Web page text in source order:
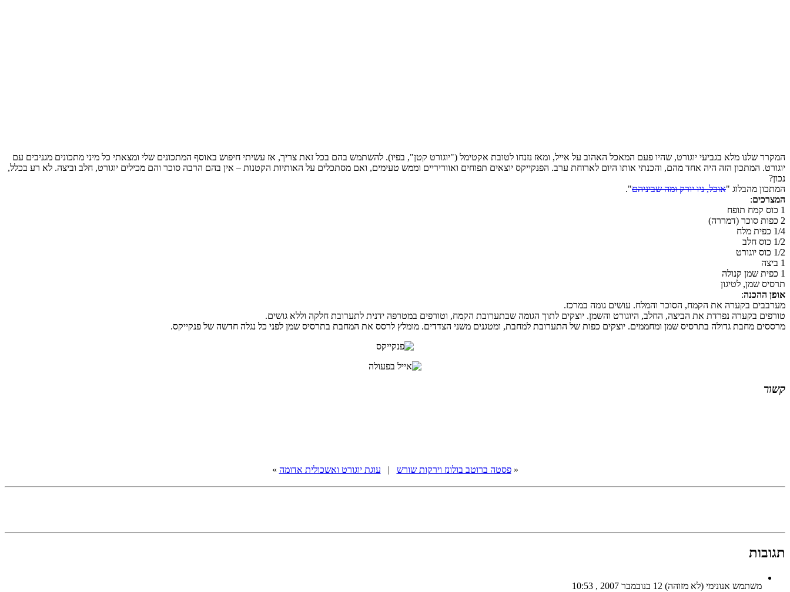
המקרר שלנו מלא בגביעי יוגורט, שהיו פעם המאכל האהוב על אייל, ומאז נזנחו לטובת אקטימל ("יוגורט קטן", בפיו). להשתמש בהם בכל זאת צריך, אז עשיתי חיפוש באוסף המתכונים שלי ומצאתי כל מיני מתכונים מגניבים עם
יוגורט. המתכון הזה היה אחד מהם, והכנתי אותו היום לארוחת ערב. הפנקייקס יוצאים תפוחים ואווריריים וממש טעימים, ואם מסתכלים על האותיות הקטנות – אין בהם הרבה סוכר והם מכילים יוגורט, חלב וביצה. לא רע בכלל,
נכון?
המתכון מהבלוג "אוכל, ניו יורק ומה שביניהם".
המצרכים:
1 כוס קמח תופח
2 כפות סוכר (דמררה)
1/4 כפית מלח
1/2 כוס חלב
1/2 כוס יוגורט
1 ביצה
1 כפית שמן קנולה
תרסיס שמן, לטיגון
אופן ההכנה:
מערבבים בקערה את הקמח, הסוכר והמלח. עושים גומה במרכז.
טורפים בקערה נפרדת את הביצה, החלב, היוגורט והשמן. יוצקים לתוך הגומה שבתערובת הקמח, וטורפים במטרפה ידנית לתערובת חלקה וללא גושים.
מרססים מחבת גדולה בתרסיס שמן ומחממים. יוצקים כפות של התערובת למחבת, ומטגנים משני הצדדים. מומלץ לרסס את המחבת בתרסיס שמן לפני כל נגלה חדשה של פנקייקס.
קשור
«פסטה ברוטב בולונז וירקות שורש | עוגת יוגורט ואשכולית אדומה »
תגובות
משתמש אנונימי (לא מזוהה) 12 בנובמבר 2007 , 10:53